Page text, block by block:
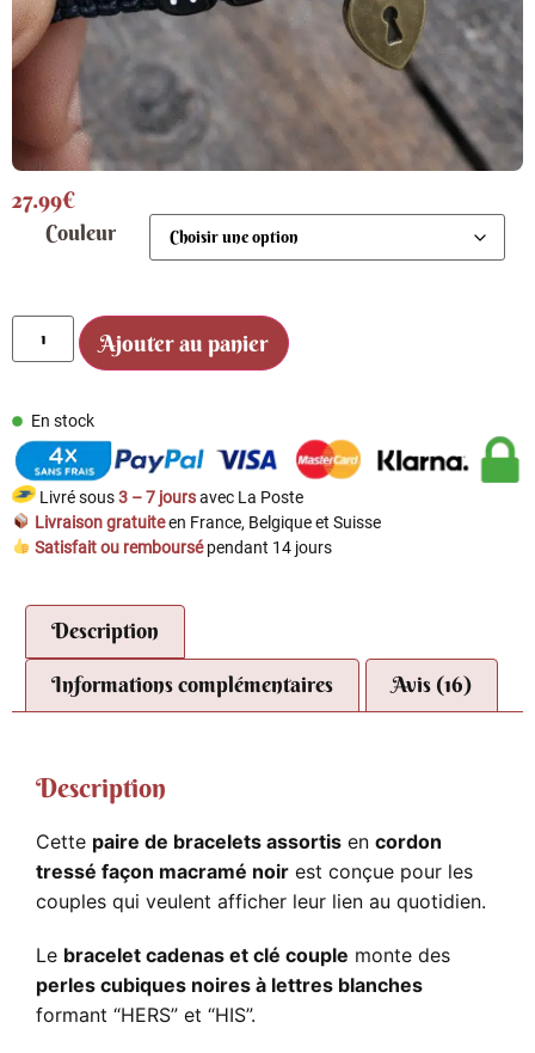
27.99€
Couleur
Ajouter au panier
En stock
Livré sous3 – 7 joursavec La Poste
Livraison gratuiteen France, Belgique et Suisse
Satisfait ou remboursépendant 14 jours
Description
Informations complémentaires Avis (16)
Description
Cette paire de bracelets assortis en cordon
tressé façon macramé noir est conçue pour les
couples qui veulent afficher leur lien au quotidien.
Le bracelet cadenas et clé couple monte des
perles cubiques noires à lettres blanches
formant “HERS” et “HIS”.